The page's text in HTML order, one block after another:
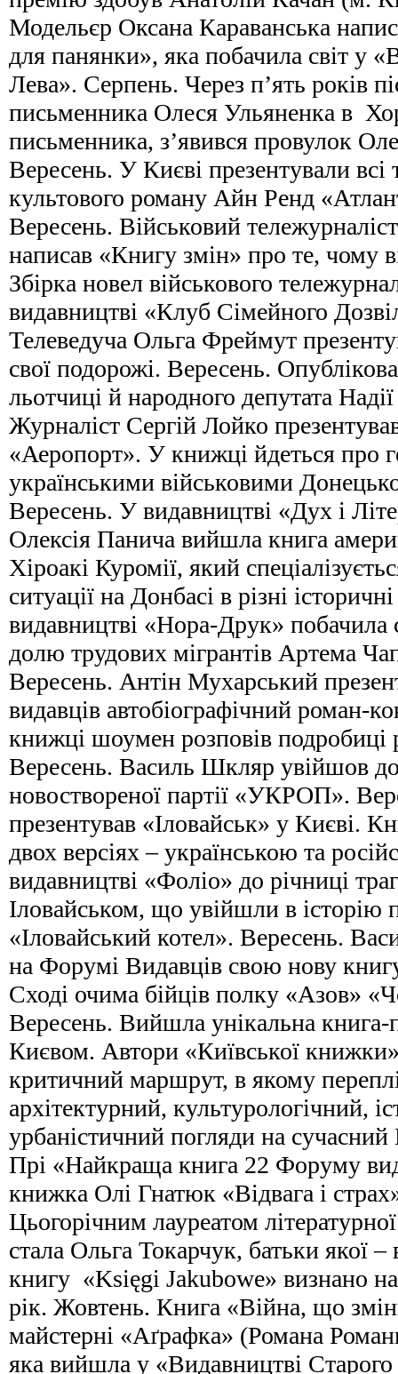
Модельєр Оксана Караванська
для панянки», яка побачила світ у
Лева». Серпень. Через п’ять років
письменника Олеся Ульяненка в
письменника, з’явився провулок
Вересень. У Києві презентували всі
культового роману Айн Ренд
Вересень. Військовий
написав «Книгу змін» про те, чому
Збірка новел військового
видавництві «Клуб Сімейного
Телеведуча Ольга Фреймут
свої подорожі. Вересень.
льотчиці й народного депутата
Журналіст Сергій Лойко
«Аеропорт». У книжці йдеться про
українськими військовими
Вересень. У видавництві «Дух і
Олексія Панича вийшла книга
Хіроакі Куромії, який
ситуації на Донбасі в різні
видавництві «Нора-Друк» побачила
долю трудових мігрантів Артема
Вересень. Антін Мухарський
видавців автобіографічний роман-
книжці шоумен розповів
Вересень. Василь Шкляр увійшов
новоствореної партії «УКРОП».
презентував «Іловайськ» у Києві.
двох версіях – українською та
видавництві «Фоліо» до річниці
Іловайськом, що увійшли в історію
«Іловайський котел». Вересень.
на Форумі Видавців свою нову
Сході очима бійців полку «Азов»
Вересень. Вийшла унікальна книга-
Києвом. Автори «Київської
критичний маршрут, в якому
архітектурний, культурологічний,
урбаністичний погляди на
Прі «Найкраща книга 22 Форуму
книжка Олі Гнатюк «Відвага і
Цьогорічним лауреатом
стала Ольга Токарчук, батьки якої –
книгу «Księgi Jakubowe» визнано
рік. Жовтень. Книга «Війна, що
майстерні «Аґрафка» (Романа
яка вийшла у «Видавництві